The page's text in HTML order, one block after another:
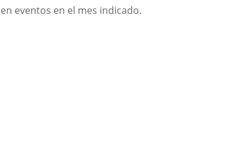
eventos en el mes indicado.